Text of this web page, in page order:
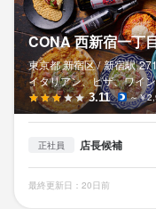
CONA 西新宿一丁
東京都 新宿区 / 新宿駅
イタリアン、ピザ、ワイ
3.11 ～￥
正社員 店長候補
最終更新日：20日前